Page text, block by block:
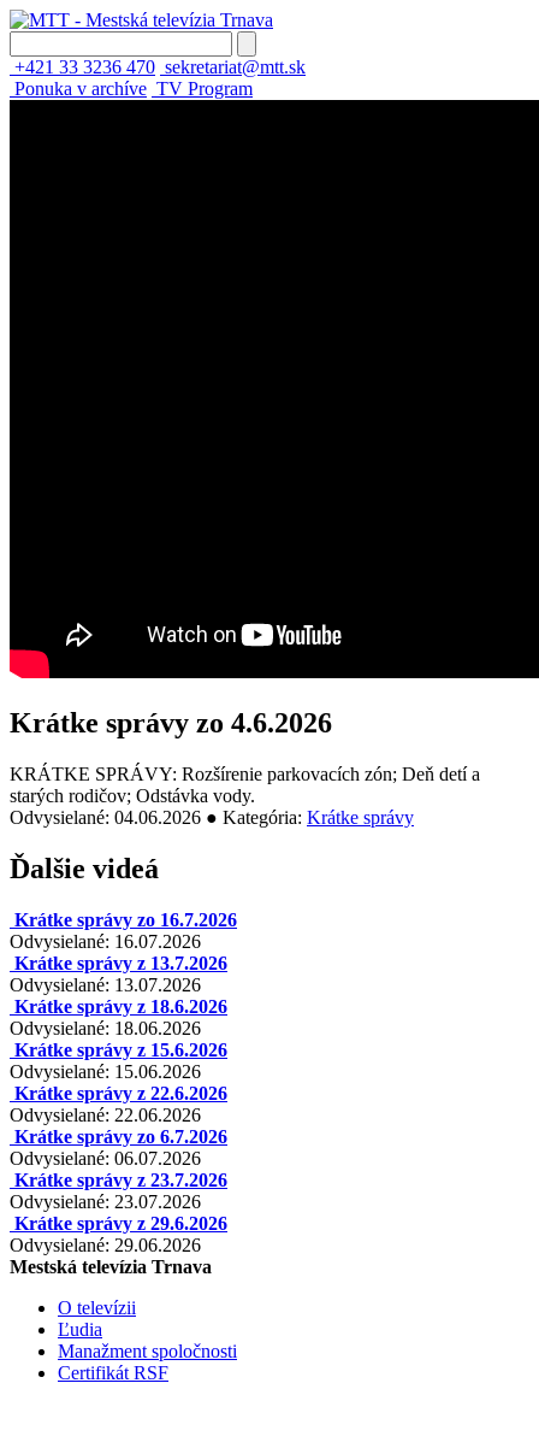
+421 33 3236 470 sekretariat@mtt.sk
Ponuka v archíve TV Program
Krátke správy zo 4.6.2026
KRÁTKE SPRÁVY: Rozšírenie parkovacích zón; Deň detí a
starých rodičov; Odstávka vody.
Odvysielané: 04.06.2026 ● Kategória: Krátke správy
Ďalšie videá
Krátke správy zo 16.7.2026
Odvysielané: 16.07.2026
Krátke správy z 13.7.2026
Odvysielané: 13.07.2026
Krátke správy z 18.6.2026
Odvysielané: 18.06.2026
Krátke správy z 15.6.2026
Odvysielané: 15.06.2026
Krátke správy z 22.6.2026
Odvysielané: 22.06.2026
Krátke správy zo 6.7.2026
Odvysielané: 06.07.2026
Krátke správy z 23.7.2026
Odvysielané: 23.07.2026
Krátke správy z 29.6.2026
Odvysielané: 29.06.2026
Mestská televízia Trnava
O televízii
Ľudia
Manažment spoločnosti
Certifikát RSF